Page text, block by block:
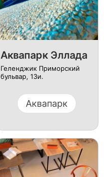
Аквапарк Эллада
Геленджик Приморский
бульвар, 13и.
Аквапарк